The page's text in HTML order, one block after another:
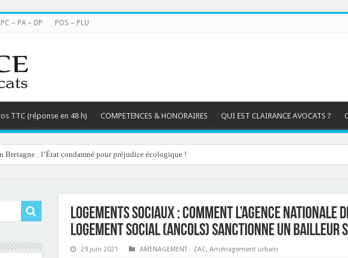
PC – PA – DP POS – PLU
TTC (réponse en 48 h) COMPETENCES & HONORAIRES QUI EST CLAIRANCE AVOCATS ?
Bretagne : l’État condamné pour préjudice écologique !
Logements sociaux : comment l’Agence nationale
logement social (ANCOLS) sanctionne un bailleur
29 juin 2021 AMENAGEMENT - ZAC, Aménagement urbain